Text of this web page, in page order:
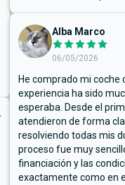
Alba Marco
06/05/2026
He comprado mi coche
experiencia ha sido
esperaba. Desde el
atendieron de forma
resolviendo todas mis
proceso fue muy
financiación y las
exactamente como en